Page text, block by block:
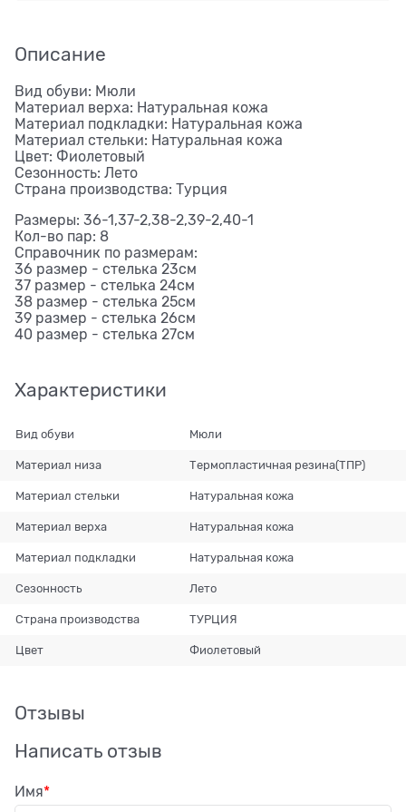
Описание
Вид обуви: Мюли
Материал верха: Натуральная кожа
Материал подкладки: Натуральная кожа
Материал стельки: Натуральная кожа
Цвет: Фиолетовый
Сезонность: Лето
Страна производства: Турция
Размеры: 36-1,37-2,38-2,39-2,40-1
Кол-во пар: 8
Справочник по размерам:
36 размер - стелька 23см
37 размер - стелька 24см
38 размер - стелька 25см
39 размер - стелька 26см
40 размер - стелька 27см
Характеристики
Вид обуви Мюли
Материал низа Термопластичная резина(ТПР)
Материал стельки Натуральная кожа
Материал верха Натуральная кожа
Материал подкладки Натуральная кожа
Сезонность Лето
Страна производства ТУРЦИЯ
Цвет Фиолетовый
Отзывы
Написать отзыв
Имя